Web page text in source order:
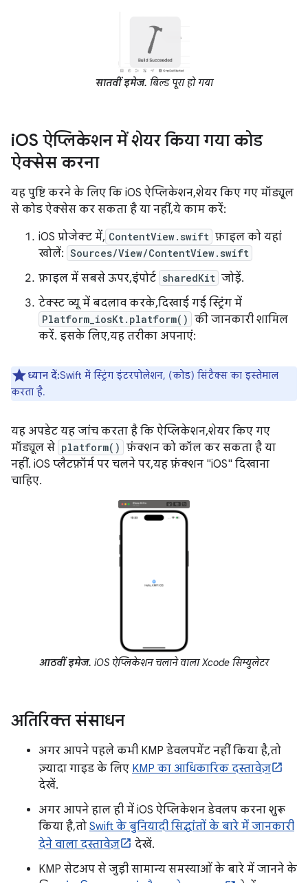
सातवीं इमेज. बिल्ड पूरा हो गया
iOS ऐप्लिकेशन में शेयर किया गया कोड
ऐक्सेस करना
यह पुष्टि करने के लिए कि iOS ऐप्लिकेशन, शेयर किए गए मॉड्यूल
से कोड ऐक्सेस कर सकता है या नहीं, ये काम करें:
iOS प्रोजेक्ट में, ContentView.swift फ़ाइल को यहां
खोलें: Sources/View/ContentView.swift
फ़ाइल में सबसे ऊपर, इंपोर्ट sharedKit जोड़ें.
टेक्स्ट व्यू में बदलाव करके, दिखाई गई स्ट्रिंग में
Platform_iosKt.platform() की जानकारी शामिल
करें. इसके लिए, यह तरीका अपनाएं:
ध्यान दें:Swift में स्ट्रिंग इंटरपोलेशन, (कोड) सिंटैक्स का इस्तेमाल
करता है.
यह अपडेट यह जांच करता है कि ऐप्लिकेशन, शेयर किए गए
मॉड्यूल से platform() फ़ंक्शन को कॉल कर सकता है या
नहीं. iOS प्लैटफ़ॉर्म पर चलने पर, यह फ़ंक्शन "iOS" दिखाना
चाहिए.
आठवीं इमेज. iOS ऐप्लिकेशन चलाने वाला Xcode सिम्युलेटर
अतिरिक्त संसाधन
अगर आपने पहले कभी KMP डेवलपमेंट नहीं किया है, तो
ज़्यादा गाइड के लिए KMP का आधिकारिक दस्तावेज़
देखें.
अगर आपने हाल ही में iOS ऐप्लिकेशन डेवलप करना शुरू
किया है, तो Swift के बुनियादी सिद्धांतों के बारे में जानकारी
देने वाला दस्तावेज़
देखें.
KMP सेटअप से जुड़ी सामान्य समस्याओं के बारे में जानने के